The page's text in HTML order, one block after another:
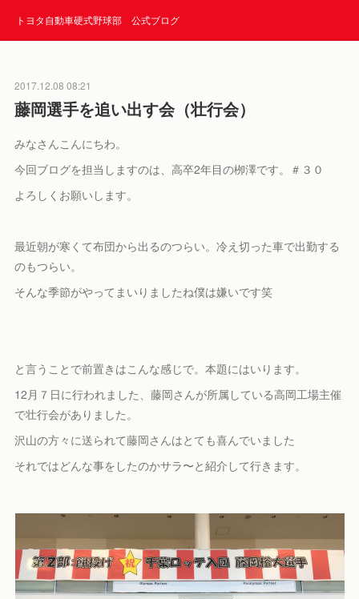
トヨタ自動車硬式野球部 公式ブログ
2017.12.08 08:21
藤岡選手を追い出す会（壮行会）
みなさんこんにちわ。
今回ブログを担当しますのは、高卒2年目の栁澤です。＃３０
よろしくお願いします。
最近朝が寒くて布団から出るのつらい。冷え切った車で出勤する
のもつらい。
そんな季節がやってまいりましたね僕は嫌いです笑
と言うことで前置きはこんな感じで。本題にはいります。
12月７日に行われました、藤岡さんが所属している高岡工場主催
で壮行会がありました。
沢山の方々に送られて藤岡さんはとても喜んでいました
それではどんな事をしたのかサラ〜と紹介して行きます。